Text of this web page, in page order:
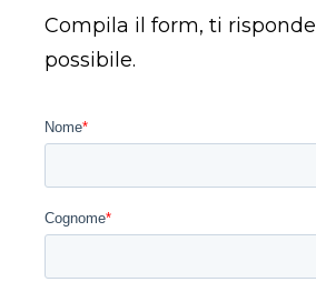
Compila il form, ti
possibile.